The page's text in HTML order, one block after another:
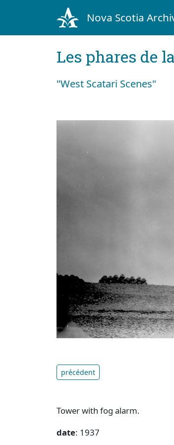
Nova Scotia
Les phares de
"West Scatari Scenes"
précédent
Tower with fog alarm.
date: 1937